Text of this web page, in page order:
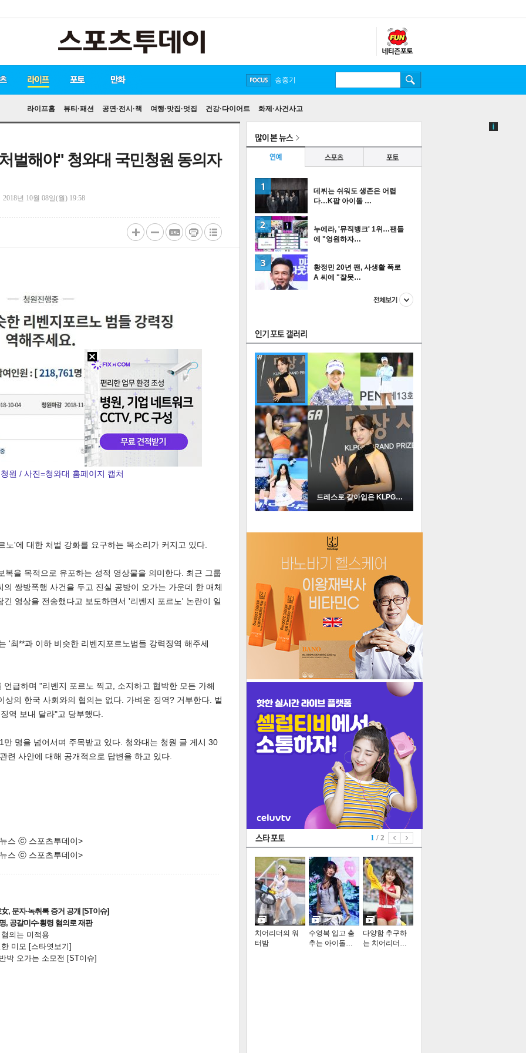
라이프홈 뷰티·패션 공연·전시·책 여행·맛집·멋집 건강·다이어트 화제·사건사고
FOCUS
방탄소년단
손흥민
유아인
송중기
벌해야" 청와대 국민청원 동의자
2018년 10월 08일(월) 19:58
원 / 사진=청와대 홈페이지 캡처
'에 대한 처벌 강화를 요구하는 목소리가 커지고 있다.
을 목적으로 유포하는 성적 영상물을 의미한다. 최근 그룹
쌍방폭행 사건을 두고 진실 공방이 오가는 가운데 한 매체
영상을 전송했다고 보도하면서 '리벤지 포르노' 논란이 일
'최**과 이하 비슷한 리벤지포르노범들 강력징역 해주세
급하며 "리벤지 포르노 찍고, 소지하고 협박한 모든 가해
의 한국 사회와의 협의는 없다. 가벼운 징역? 거부한다. 벌
역 보내 달라"고 당부했다.
명을 넘어서며 주목받고 있다. 청와대는 청원 글 게시 30
련 사안에 대해 공개적으로 답변을 하고 있다.
스 ⓒ 스포츠투데이>
스 ⓒ 스포츠투데이>
, 문자·녹취록 증거 공개 [ST이슈]
, 공갈미수·횡령 혐의로 재판
의는 미적용
미모 [스타엿보기]
박 오가는 소모전 [ST이슈]
많이 본 뉴스
연예
스포츠 포토
데뷔는 쉬워도 생존은 어렵
다…K팝 아이돌 …
2
누에라, '뮤직뱅크' 1위…팬들
에 "영원하자…
황정민 20년 팬, 사생활 폭로
A 씨에 "잘못…
더보기
인기포토
드레스로 갈아입은 KLPGA …
1 / 2
치어리더의 워
터밤
수영복 입고 춤
추는 아이돌…
다양함 추구하
는 치어리더…